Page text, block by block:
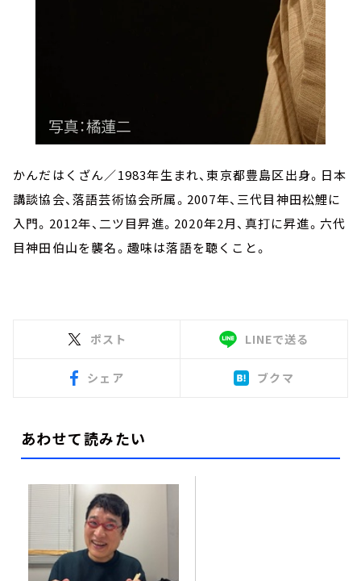
かんだはくざん／1983年生まれ、東京都豊島区出身。日本
講談協会、落語芸術協会所属。2007年、三代目神田松鯉に
入門。2012年、二ツ目昇進。2020年2月、真打に昇進。六代
目神田伯山を襲名。趣味は落語を聴くこと。
ポスト LINEで送る
シェア ブクマ
あわせて読みたい